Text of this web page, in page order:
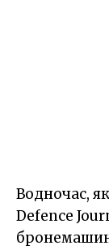
Водночас,
Defence